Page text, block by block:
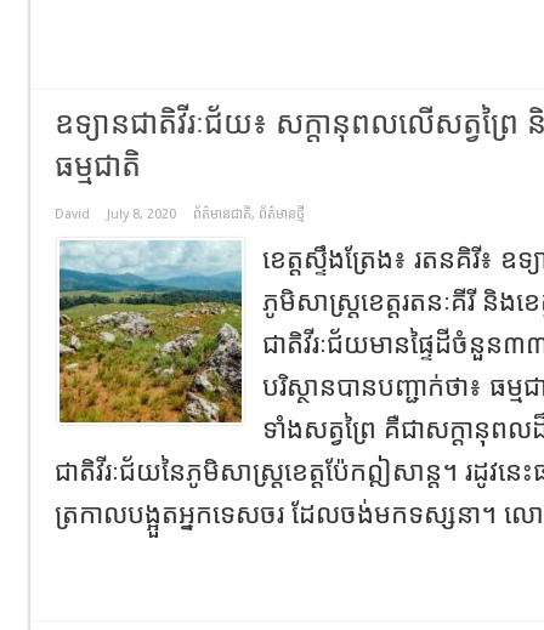
ឧទ្យានជាតិវីរៈជ័យ៖ សក្តានុពលលើសត្វព្រ
ធម្មជាតិ
David July 8, 2020 ព័ត៌មានជាតិ, ព័ត៌មានថ្មី
ខេត្តស្ទឹងត្រែង៖ រតនគិរី៖ ឧទ្
ភូមិសាស្ត្រខេត្តរតនៈគីរី និងខ
ជាតិវីរៈជ័យមានផ្ទៃដីចំនួ
បរិស្ថានបានបញ្ជាក់ថា៖ ធម្ម
ទាំងសត្វព្រៃ គឺជាសក្តានុពលដ៏
ជាតិវីរៈជ័យនៃភូមិសាស្ត្រខេត្តប៉ែកឦសាន្ត។ រដូវន
ត្រកាលបង្អួតអ្នកទេសចរ ដែលចង់មកទស្សនា។